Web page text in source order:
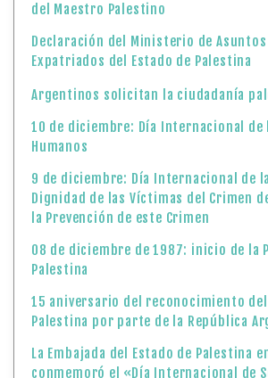
del Maestro Palestino
Declaración del Ministerio de
Expatriados del Estado de Palestina
Argentinos solicitan la ciudadanía
10 de diciembre: Día Internacional de
Humanos
9 de diciembre: Día Internacional de
Dignidad de las Víctimas del Crimen
la Prevención de este Crimen
08 de diciembre de 1987: inicio de la
Palestina
15 aniversario del reconocimiento del
Palestina por parte de la República
La Embajada del Estado de Palestina
conmemoró el «Día Internacional de